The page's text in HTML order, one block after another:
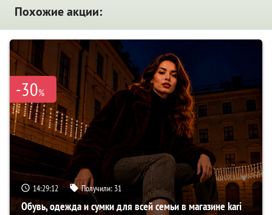
Похожие акции:
-30%
14:29:11 Получили: 31
Обувь, одежда и сумки для всей семьи в магазине kari